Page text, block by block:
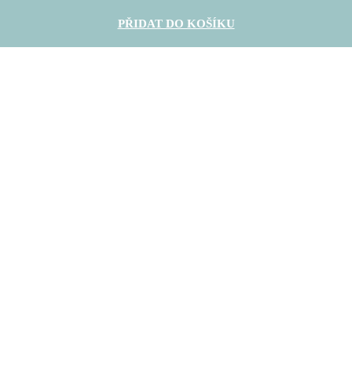
PŘIDAT DO KOŠÍKU